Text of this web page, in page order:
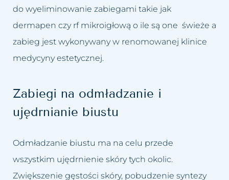
do wyeliminowanie zabiegami takie jak
dermapen czy rf mikroigłową o ile są one świeże a
zabieg jest wykonywany w renomowanej klinice
medycyny estetycznej.
Zabiegi na odmładzanie i
ujędrnianie biustu
Odmładzanie biustu ma na celu przede
wszystkim ujędrnienie skóry tych okolic.
Zwiększenie gęstości skóry, pobudzenie syntezy